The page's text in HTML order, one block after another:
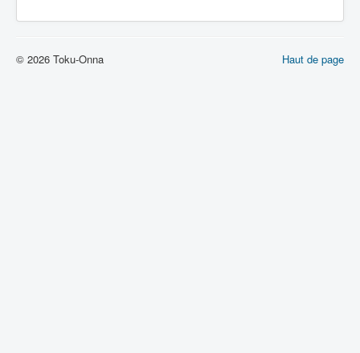
Haut de page
© 2026 Toku-Onna